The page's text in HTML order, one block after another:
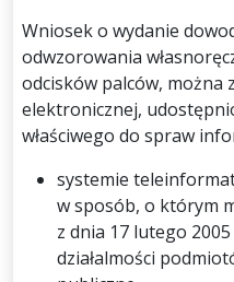
Wniosek o wydanie
odwzorowania
odcisków palców, można
elektronicznej,
właściwego do spraw
systemie
w sposób, o którym
z dnia 17 lutego
działalmości